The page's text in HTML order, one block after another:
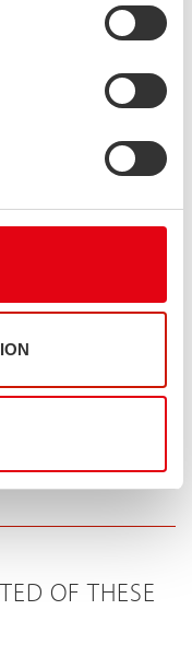
OF THESE